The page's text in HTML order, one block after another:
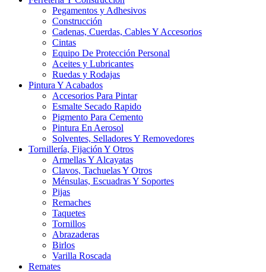
Pegamentos y Adhesivos
Construcción
Cadenas, Cuerdas, Cables Y Accesorios
Cintas
Equipo De Protección Personal
Aceites y Lubricantes
Ruedas y Rodajas
Pintura Y Acabados
Accesorios Para Pintar
Esmalte Secado Rapido
Pigmento Para Cemento
Pintura En Aerosol
Solventes, Selladores Y Removedores
Tornillería, Fijación Y Otros
Armellas Y Alcayatas
Clavos, Tachuelas Y Otros
Ménsulas, Escuadras Y Soportes
Pijas
Remaches
Taquetes
Tornillos
Abrazaderas
Birlos
Varilla Roscada
Remates